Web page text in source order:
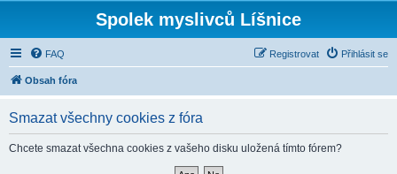
Spolek myslivců Líšnice
FAQ Přihlásit se
Registrovat
Obsah fóra
Smazat všechny cookies z fóra
Chcete smazat všechna cookies z vašeho disku uložená tímto fórem?